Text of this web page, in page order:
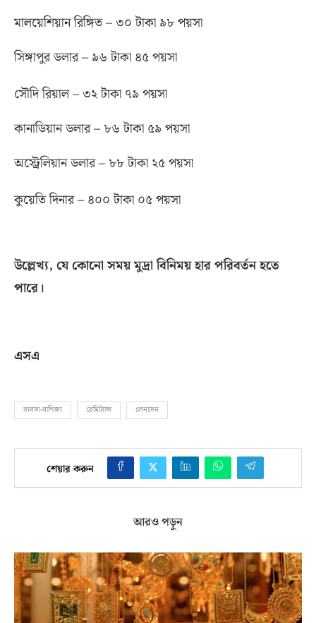
মালয়েশিয়ান রিঙ্গিত – ৩০ টাকা ৯৮ পয়সা
সিঙ্গাপুর ডলার – ৯৬ টাকা ৪৫ পয়সা
সৌদি রিয়াল – ৩২ টাকা ৭৯ পয়সা
কানাডিয়ান ডলার – ৮৬ টাকা ৫৯ পয়সা
অস্ট্রেলিয়ান ডলার – ৮৮ টাকা ২৫ পয়সা
কুয়েতি দিনার – ৪০০ টাকা ০৫ পয়সা
উল্লেখ্য, যে কোনো সময় মুদ্রা বিনিময় হার পরিবর্তন হতে
পারে।
এসএ
ব্যবসা-বাণিজ্য রেমিট্যান্স লেনদেন
শেয়ার করুন
আরও পড়ুন